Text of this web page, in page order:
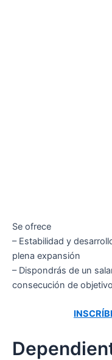
Se ofrece
– Estabilidad y
plena expansión
– Dispondrás de un
consecución de